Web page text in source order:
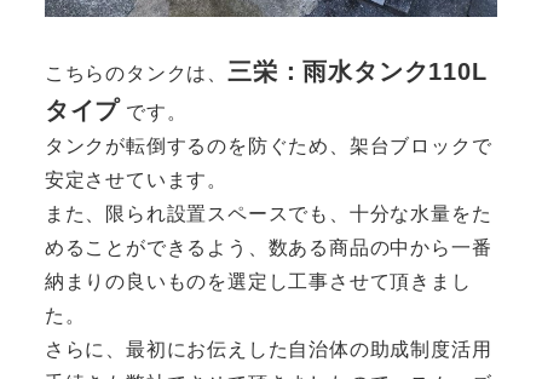
こちらのタンクは、 三栄：雨水タンク110L
タイプ です。
タンクが転倒するのを防ぐため、架台ブロックで
安定させています。
また、限られ設置スペースでも、十分な水量をた
めることができるよう、数ある商品の中から一番
納まりの良いものを選定し工事させて頂きまし
た。
さらに、最初にお伝えした自治体の助成制度活用